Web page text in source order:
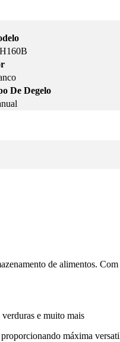
De Degelo
de alimentos.
e muito mais
máxima